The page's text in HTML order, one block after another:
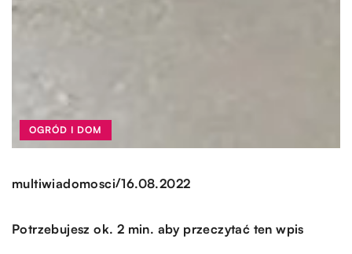
OGRÓD I DOM
multiwiadomosci/16.08.2022
Potrzebujesz ok. 2 min. aby przeczytać ten wpis